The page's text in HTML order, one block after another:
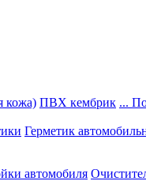
кожа) ПВХ кембрик ...
Герметик
автомобиля